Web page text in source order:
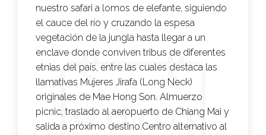
nuestro safari a lomos de elefante, siguiendo
el cauce del río y cruzando la espesa
vegetación de la jungla hasta llegar a un
enclave donde conviven tribus de diferentes
etnias del país, entre las cuales destaca las
llamativas Mujeres Jirafa (Long Neck)
originales de Mae Hong Son. Almuerzo
picnic, traslado al aeropuerto de Chiang Mai y
salida a próximo destino.Centro alternativo al